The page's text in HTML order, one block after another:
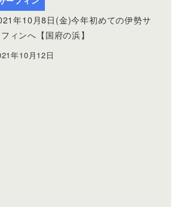
年10月8日(金)今年初めての伊勢サ
ィンへ【国府の浜】
年10月12日